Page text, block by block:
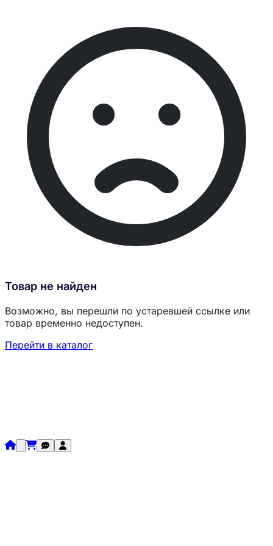
Товар не найден
Возможно, вы перешли по устаревшей ссылке или
товар временно недоступен.
Перейти в каталог
Загрузка товаров